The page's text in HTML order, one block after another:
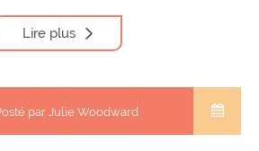
Lire plus
par Julie Woodward